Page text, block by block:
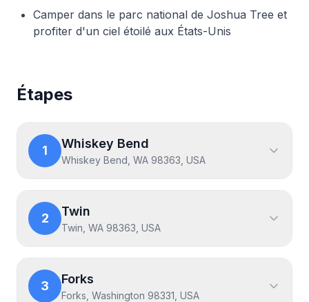
Camper dans le parc national de Joshua Tree et
profiter d'un ciel étoilé aux États-Unis
Étapes
1 Whiskey Bend
Whiskey Bend, WA 98363, USA
2 Twin
Twin, WA 98363, USA
3 Forks
Forks, Washington 98331, USA